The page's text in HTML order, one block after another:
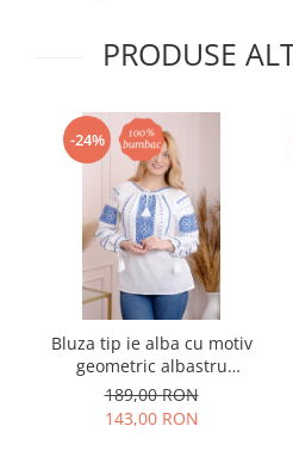
PRODUSE
-24%
Bluza tip ie alba cu motiv
geometric albastru
Paraschiva 10
189,00 RON
143,00 RON